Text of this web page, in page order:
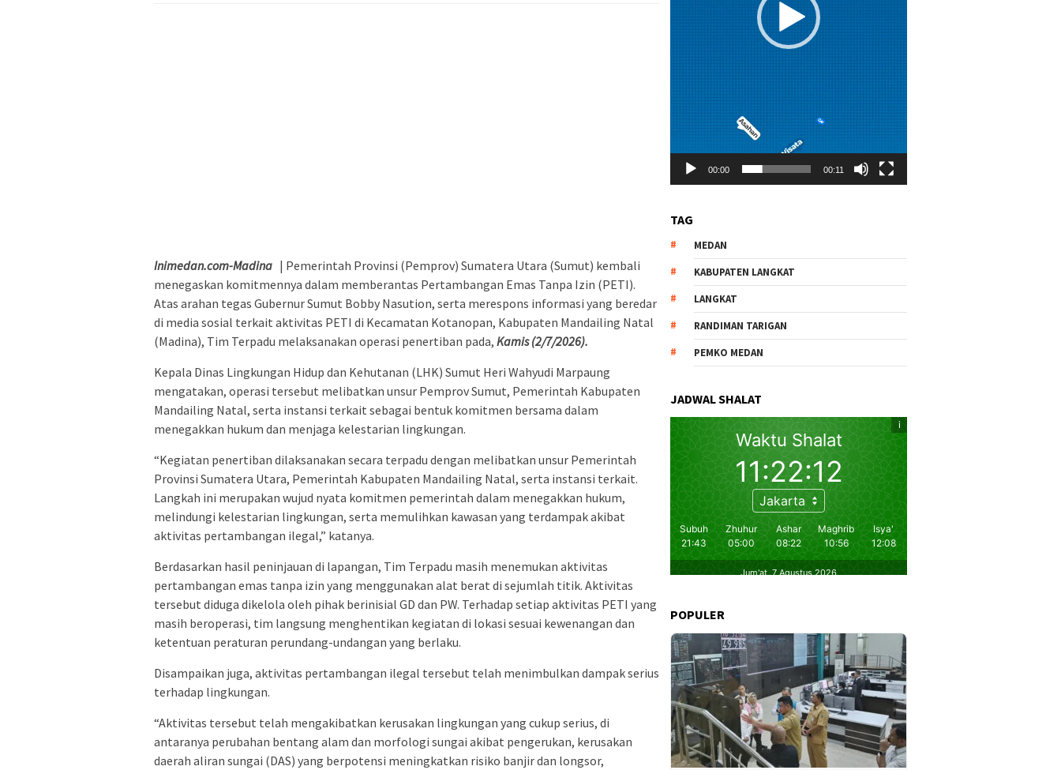
Inimedan.com-Madina | Pemerintah Provinsi (Pemprov) Sumatera Utara (Sumut) kembali
menegaskan komitmennya dalam memberantas Pertambangan Emas Tanpa Izin (PETI).
Atas arahan tegas Gubernur Sumut Bobby Nasution, serta merespons informasi yang beredar
di media sosial terkait aktivitas PETI di Kecamatan Kotanopan, Kabupaten Mandailing Natal
(Madina), Tim Terpadu melaksanakan operasi penertiban pada, Kamis (2/7/2026).
Kepala Dinas Lingkungan Hidup dan Kehutanan (LHK) Sumut Heri Wahyudi Marpaung
mengatakan, operasi tersebut melibatkan unsur Pemprov Sumut, Pemerintah Kabupaten
Mandailing Natal, serta instansi terkait sebagai bentuk komitmen bersama dalam
menegakkan hukum dan menjaga kelestarian lingkungan.
“Kegiatan penertiban dilaksanakan secara terpadu dengan melibatkan unsur Pemerintah
Provinsi Sumatera Utara, Pemerintah Kabupaten Mandailing Natal, serta instansi terkait.
Langkah ini merupakan wujud nyata komitmen pemerintah dalam menegakkan hukum,
melindungi kelestarian lingkungan, serta memulihkan kawasan yang terdampak akibat
aktivitas pertambangan ilegal,” katanya.
Berdasarkan hasil peninjauan di lapangan, Tim Terpadu masih menemukan aktivitas
pertambangan emas tanpa izin yang menggunakan alat berat di sejumlah titik. Aktivitas
tersebut diduga dikelola oleh pihak berinisial GD dan PW. Terhadap setiap aktivitas PETI yang
masih beroperasi, tim langsung menghentikan kegiatan di lokasi sesuai kewenangan dan
ketentuan peraturan perundang-undangan yang berlaku.
Disampaikan juga, aktivitas pertambangan ilegal tersebut telah menimbulkan dampak serius
terhadap lingkungan.
“Aktivitas tersebut telah mengakibatkan kerusakan lingkungan yang cukup serius, di
antaranya perubahan bentang alam dan morfologi sungai akibat pengerukan, kerusakan
daerah aliran sungai (DAS) yang berpotensi meningkatkan risiko banjir dan longsor,
00:00 00:11
TAG
MEDAN
KABUPATEN LANGKAT
LANGKAT
RANDIMAN TARIGAN
PEMKO MEDAN
JADWAL SHALAT
POPULER